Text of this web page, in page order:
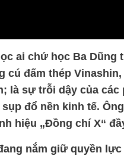
ai chứ học Ba Dũng
cú đấm thép
là sự trỗi dậy của
đổ nền kinh tế.
hiệu „Đồng chí X“
nắm giữ quyền